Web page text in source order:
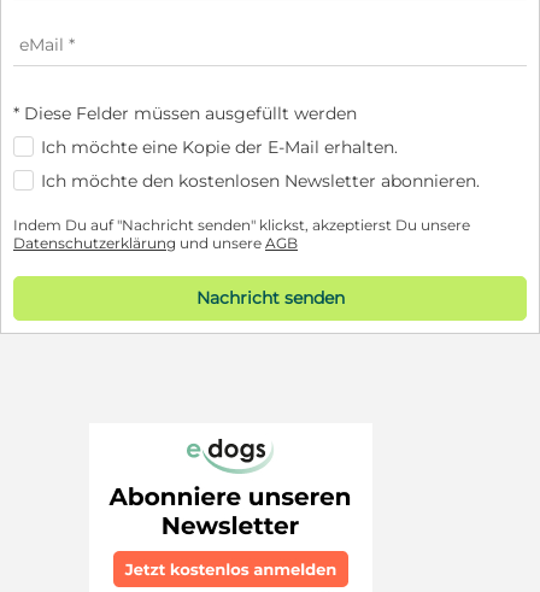
* Diese Felder müssen ausgefüllt werden
Ich möchte eine Kopie der E-Mail erhalten.
Ich möchte den kostenlosen Newsletter abonnieren.
Indem Du auf "Nachricht senden" klickst, akzeptierst Du unsere
Datenschutzerklärung und unsere AGB
Nachricht senden